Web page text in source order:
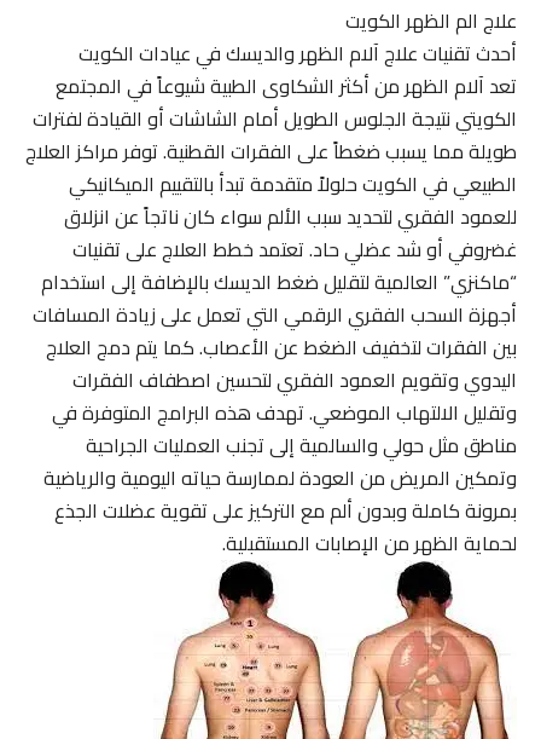
علاج الم الظهر الكويت
أحدث تقنيات علاج آلام الظهر والديسك في عيادات الكويت
تعد آلام الظهر من أكثر الشكاوى الطبية شيوعاً في المجتمع
الكويتي نتيجة الجلوس الطويل أمام الشاشات أو القيادة لفترات
طويلة مما يسبب ضغطاً على الفقرات القطنية. توفر مراكز العلاج
الطبيعي في الكويت حلولاً متقدمة تبدأ بالتقييم الميكانيكي
للعمود الفقري لتحديد سبب الألم سواء كان ناتجاً عن انزلاق
غضروفي أو شد عضلي حاد. تعتمد خطط العلاج على تقنيات
“ماكنزي” العالمية لتقليل ضغط الديسك بالإضافة إلى استخدام
أجهزة السحب الفقري الرقمي التي تعمل على زيادة المسافات
بين الفقرات لتخفيف الضغط عن الأعصاب. كما يتم دمج العلاج
اليدوي وتقويم العمود الفقري لتحسين اصطفاف الفقرات
وتقليل الالتهاب الموضعي. تهدف هذه البرامج المتوفرة في
مناطق مثل حولي والسالمية إلى تجنب العمليات الجراحية
وتمكين المريض من العودة لممارسة حياته اليومية والرياضية
بمرونة كاملة وبدون ألم مع التركيز على تقوية عضلات الجذع
لحماية الظهر من الإصابات المستقبلية.